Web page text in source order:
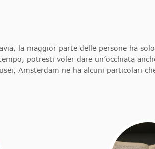
la maggior parte delle persone ha
potresti voler dare un’occhiata
Amsterdam ne ha alcuni particolari